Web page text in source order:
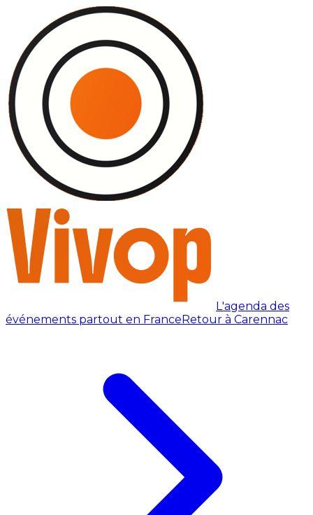
L'agenda des
événements partout en FranceRetour à Carennac